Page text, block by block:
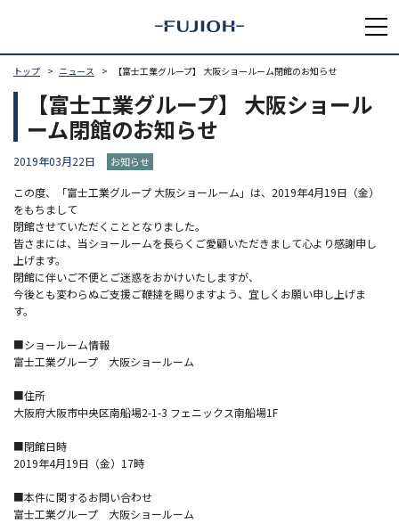
トップ ニュース 【富士工業グループ】 大阪ショールーム閉館のお知らせ
【富士工業グループ】 大阪ショール
ーム閉館のお知らせ
2019年03月22日 お知らせ
この度、「富士工業グループ 大阪ショールーム」は、2019年4月19日（金）
をもちまして
閉館させていただくこととなりました。
皆さまには、当ショールームを長らくご愛顧いただきまして心より感謝申し
上げます。
閉館に伴いご不便とご迷惑をおかけいたしますが、
今後とも変わらぬご支援ご鞭撻を賜りますよう、宜しくお願い申し上げま
す。
■ショールーム情報
富士工業グループ 大阪ショールーム
■住所
大阪府大阪市中央区南船場2-1-3 フェニックス南船場1F
■閉館日時
2019年4月19日（金）17時
■本件に関するお問い合わせ
富士工業グループ 大阪ショールーム